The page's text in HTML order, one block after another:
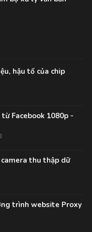
hậu tố của chip
Facebook 1080p -
thu thập dữ
trình website Proxy